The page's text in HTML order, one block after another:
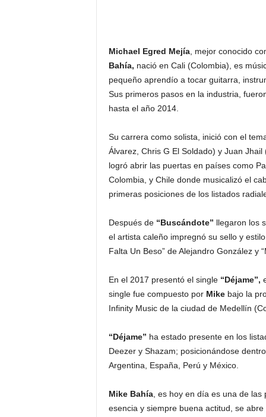
Michael Egred Mejía, mejor conocido
Bahía, nació en Cali (Colombia), es
pequeño aprendío a tocar guitarra,
Sus primeros pasos en la industria,
hasta el año 2014.
Su carrera como solista, inició con el
Álvarez, Chris G El Soldado) y Juan
logró abrir las puertas en países como
Colombia, y Chile donde musicalizó el
primeras posiciones de los listados
Después de “Buscándote” llegaron los
el artista caleño impregnó su sello y
Falta Un Beso” de Alejandro González y
En el 2017 presentó el single “Déjame”,
single fue compuesto por Mike bajo la
Infinity Music de la ciudad de Medellín
“Déjame” ha estado presente en los
Deezer y Shazam; posicionándose
Argentina, España, Perú y México.
Mike Bahía, es hoy en día es una de las
esencia y siempre buena actitud, se